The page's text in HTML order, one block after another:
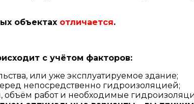
объектах отличается.
с учётом факторов:
или уже эксплуатируемое здание;
непосредственно гидроизоляцией;
объём работ и необходимые